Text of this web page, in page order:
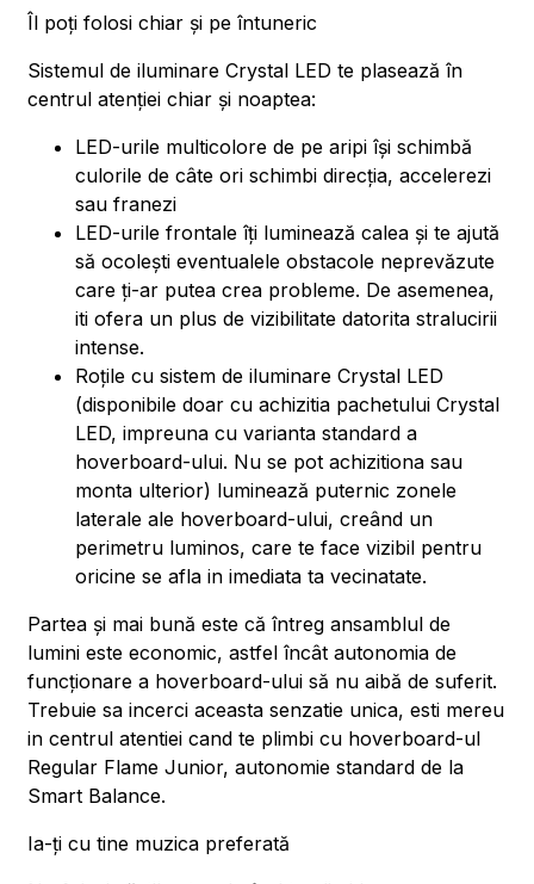
Îl poți folosi chiar și pe întuneric
Sistemul de iluminare Crystal LED te plasează în
centrul atenției chiar și noaptea:
LED-urile multicolore de pe aripi își schimbă
culorile de câte ori schimbi direcția, accelerezi
sau franezi
LED-urile frontale îți luminează calea și te ajută
să ocolești eventualele obstacole neprevăzute
care ți-ar putea crea probleme. De asemenea,
iti ofera un plus de vizibilitate datorita stralucirii
intense.
Roțile cu sistem de iluminare Crystal LED
(disponibile doar cu achizitia pachetului Crystal
LED, impreuna cu varianta standard a
hoverboard-ului. Nu se pot achizitiona sau
monta ulterior) luminează puternic zonele
laterale ale hoverboard-ului, creând un
perimetru luminos, care te face vizibil pentru
oricine se afla in imediata ta vecinatate.
Partea și mai bună este că întreg ansamblul de
lumini este economic, astfel încât autonomia de
funcționare a hoverboard-ului să nu aibă de suferit.
Trebuie sa incerci aceasta senzatie unica, esti mereu
in centrul atentiei cand te plimbi cu hoverboard-ul
Regular Flame Junior, autonomie standard de la
Smart Balance.
Ia-ți cu tine muzica preferată